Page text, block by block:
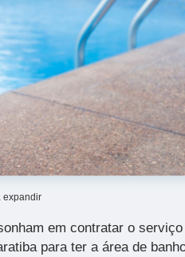
expandir
em contratar o serviço
para ter a área de